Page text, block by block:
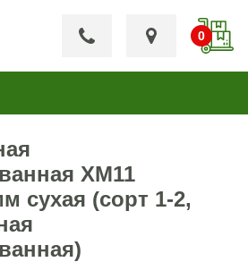
ХМ11
сухая (сорт 1-2,